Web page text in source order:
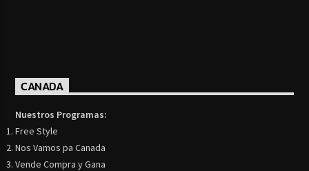
CANADA
Nuestros Programas:
Free Style
Nos Vamos pa Canada
Vende Compra y Gana